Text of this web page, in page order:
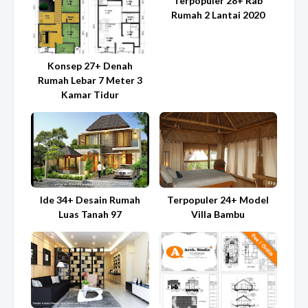
Konsep 27+ Denah
Rumah Lebar 7 Meter 3
Kamar Tidur
Rumah 2 Lantai 2020
Ide 34+ Desain Rumah
Luas Tanah 97
Terpopuler 24+ Model
Villa Bambu